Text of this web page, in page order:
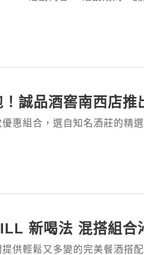
誠品酒窖南西店推
惠組合，選自知名酒莊的精
新喝法 混搭組合
供輕鬆又多變的完美餐酒搭